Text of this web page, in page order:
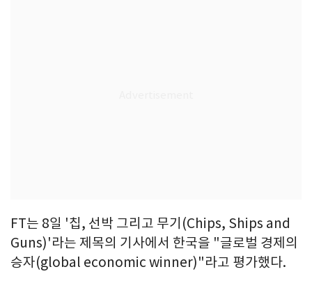
FT는 8일 '칩, 선박 그리고 무기(Chips, Ships and
Guns)'라는 제목의 기사에서 한국을 "글로벌 경제의
승자(global economic winner)"라고 평가했다.